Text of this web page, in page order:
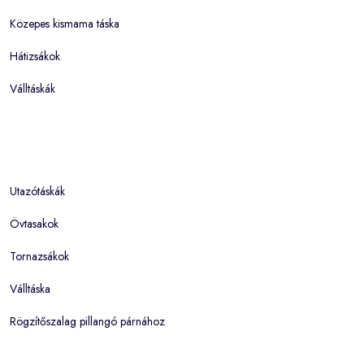
Közepes kismama táska
Hátizsákok
Válltáskák
Utazótáskák
Övtasakok
Tornazsákok
Válltáska
Rögzítőszalag pillangó párnához